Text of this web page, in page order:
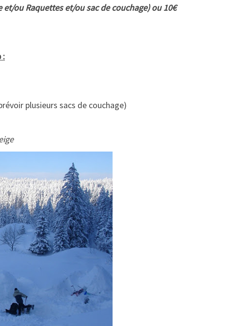
ou Raquettes et/ou sac de couchage) ou 10€
:
plusieurs sacs de couchage)